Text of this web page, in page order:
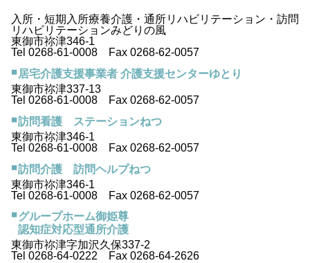
入所・短期入所療養介護・通所リハビリテーション・訪問
リハビリテーションみどりの風
東御市祢津346-1
Tel 0268-61-0008 Fax 0268-62-0057
居宅介護支援事業者 介護支援センターゆとり
東御市祢津337-13
Tel 0268-61-0008 Fax 0268-62-0057
訪問看護 ステーションねつ
東御市祢津346-1
Tel 0268-61-0008 Fax 0268-62-0057
訪問介護 訪問ヘルプねつ
東御市祢津346-1
Tel 0268-61-0008 Fax 0268-62-0057
グループホーム御姫尊
認知症対応型通所介護
東御市祢津字加沢久保337-2
Tel 0268-64-0222 Fax 0268-64-2626